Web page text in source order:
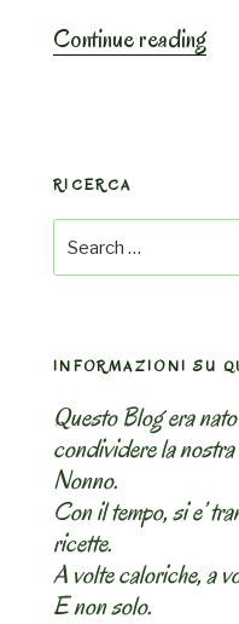
Continue reading
RICERCA
Search
for:
INFORMAZIONI SU
Questo Blog era
condividere la
Nonno.
Con il tempo, si e’
ricette.
A volte caloriche, a
E non solo.